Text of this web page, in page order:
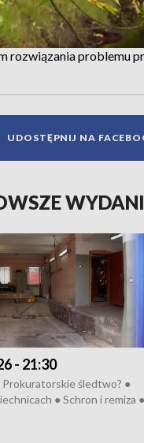
rozwiązania problemu
UDOSTĘPNIJ NA
- 21:30
śledtwo? ●
● Schron i remiza ●